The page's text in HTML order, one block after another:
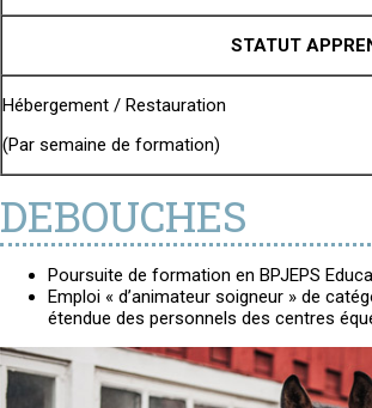
STATUT
Hébergement / Restauration
(Par semaine de formation)
DEBOUCHES
Poursuite de formation en BPJEPS
Emploi « d’animateur soigneur » de
étendue des personnels des centres